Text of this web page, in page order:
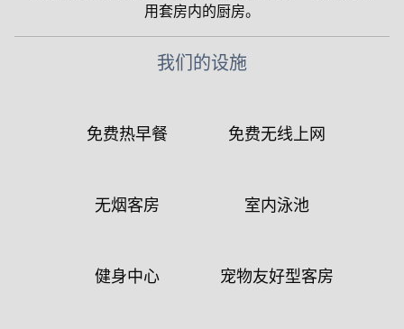
用套房内的厨房。
我们的设施
免费热早餐 免费无线上网
无烟客房 室内泳池
健身中心 宠物友好型客房